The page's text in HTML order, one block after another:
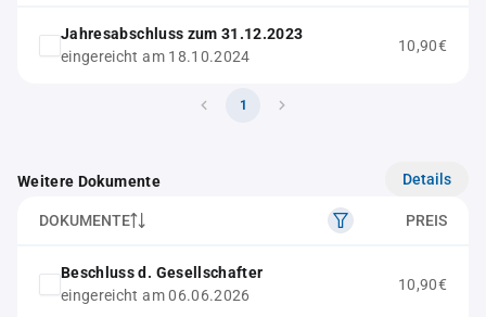
Jahresabschluss zum 31.12.2023
eingereicht am 18.10.2024
10,90€
1
Weitere Dokumente Details
DOKUMENTE PREIS
Beschluss d. Gesellschafter
eingereicht am 06.06.2026
10,90€